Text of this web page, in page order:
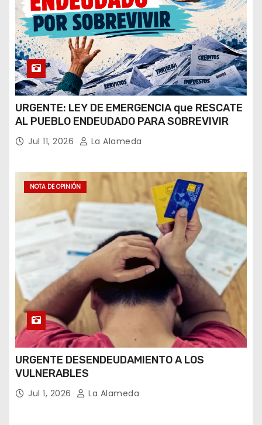
URGENTE: LEY DE EMERGENCIA que RESCATE
AL PUEBLO ENDEUDADO PARA SOBREVIVIR
Jul 11, 2026 La Alameda
NOTA DE OPINIÓN
URGENTE DESENDEUDAMIENTO A LOS
VULNERABLES
Jul 1, 2026 La Alameda